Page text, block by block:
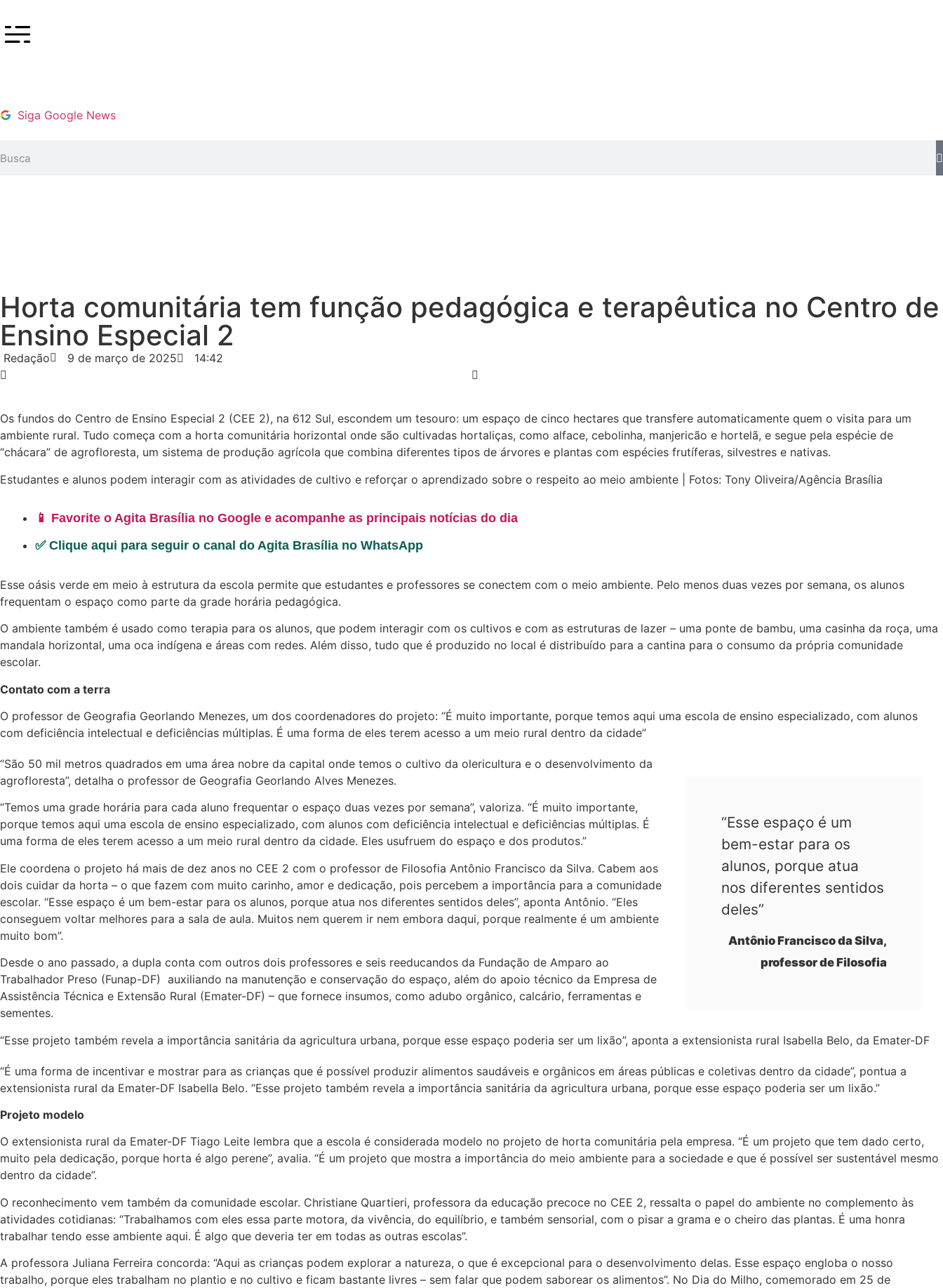
Siga Google News
Horta comunitária tem função pedagógica e terapêutica no Centro de
Ensino Especial 2
Redação 9 de março de 2025 14:42
Os fundos do Centro de Ensino Especial 2 (CEE 2), na 612 Sul, escondem um tesouro: um espaço de cinco hectares que transfere automaticamente quem o visita para um
ambiente rural. Tudo começa com a horta comunitária horizontal onde são cultivadas hortaliças, como alface, cebolinha, manjericão e hortelã, e segue pela espécie de
“chácara” de agrofloresta, um sistema de produção agrícola que combina diferentes tipos de árvores e plantas com espécies frutíferas, silvestres e nativas.
Estudantes e alunos podem interagir com as atividades de cultivo e reforçar o aprendizado sobre o respeito ao meio ambiente | Fotos: Tony Oliveira/Agência Brasília
📱 Favorite o Agita Brasília no Google e acompanhe as principais notícias do dia
✅ Clique aqui para seguir o canal do Agita Brasília no WhatsApp
Esse oásis verde em meio à estrutura da escola permite que estudantes e professores se conectem com o meio ambiente. Pelo menos duas vezes por semana, os alunos
frequentam o espaço como parte da grade horária pedagógica.
O ambiente também é usado como terapia para os alunos, que podem interagir com os cultivos e com as estruturas de lazer – uma ponte de bambu, uma casinha da roça, uma
mandala horizontal, uma oca indígena e áreas com redes. Além disso, tudo que é produzido no local é distribuído para a cantina para o consumo da própria comunidade
escolar.
Contato com a terra
O professor de Geografia Georlando Menezes, um dos coordenadores do projeto: “É muito importante, porque temos aqui uma escola de ensino especializado, com alunos
com deficiência intelectual e deficiências múltiplas. É uma forma de eles terem acesso a um meio rural dentro da cidade”
“Esse espaço é um
bem-estar para os
alunos, porque atua
nos diferentes sentidos
deles”
Antônio Francisco da Silva,
professor de Filosofia
“São 50 mil metros quadrados em uma área nobre da capital onde temos o cultivo da olericultura e o desenvolvimento da
agrofloresta”, detalha o professor de Geografia Georlando Alves Menezes.
“Temos uma grade horária para cada aluno frequentar o espaço duas vezes por semana”, valoriza. “É muito importante,
porque temos aqui uma escola de ensino especializado, com alunos com deficiência intelectual e deficiências múltiplas. É
uma forma de eles terem acesso a um meio rural dentro da cidade. Eles usufruem do espaço e dos produtos.”
Ele coordena o projeto há mais de dez anos no CEE 2 com o professor de Filosofia Antônio Francisco da Silva. Cabem aos
dois cuidar da horta – o que fazem com muito carinho, amor e dedicação, pois percebem a importância para a comunidade
escolar. “Esse espaço é um bem-estar para os alunos, porque atua nos diferentes sentidos deles”, aponta Antônio. “Eles
conseguem voltar melhores para a sala de aula. Muitos nem querem ir nem embora daqui, porque realmente é um ambiente
muito bom”.
Desde o ano passado, a dupla conta com outros dois professores e seis reeducandos da Fundação de Amparo ao
Trabalhador Preso (Funap-DF) auxiliando na manutenção e conservação do espaço, além do apoio técnico da Empresa de
Assistência Técnica e Extensão Rural (Emater-DF) – que fornece insumos, como adubo orgânico, calcário, ferramentas e
sementes.
“Esse projeto também revela a importância sanitária da agricultura urbana, porque esse espaço poderia ser um lixão”, aponta a extensionista rural Isabella Belo, da Emater-DF
“É uma forma de incentivar e mostrar para as crianças que é possível produzir alimentos saudáveis e orgânicos em áreas públicas e coletivas dentro da cidade”, pontua a
extensionista rural da Emater-DF Isabella Belo. “Esse projeto também revela a importância sanitária da agricultura urbana, porque esse espaço poderia ser um lixão.”
Projeto modelo
O extensionista rural da Emater-DF Tiago Leite lembra que a escola é considerada modelo no projeto de horta comunitária pela empresa. “É um projeto que tem dado certo,
muito pela dedicação, porque horta é algo perene”, avalia. “É um projeto que mostra a importância do meio ambiente para a sociedade e que é possível ser sustentável mesmo
dentro da cidade”.
O reconhecimento vem também da comunidade escolar. Christiane Quartieri, professora da educação precoce no CEE 2, ressalta o papel do ambiente no complemento às
atividades cotidianas: “Trabalhamos com eles essa parte motora, da vivência, do equilíbrio, e também sensorial, com o pisar a grama e o cheiro das plantas. É uma honra
trabalhar tendo esse ambiente aqui. É algo que deveria ter em todas as outras escolas”.
A professora Juliana Ferreira concorda: “Aqui as crianças podem explorar a natureza, o que é excepcional para o desenvolvimento delas. Esse espaço engloba o nosso
trabalho, porque eles trabalham no plantio e no cultivo e ficam bastante livres – sem falar que podem saborear os alimentos”. No Dia do Milho, comemorado em 25 de